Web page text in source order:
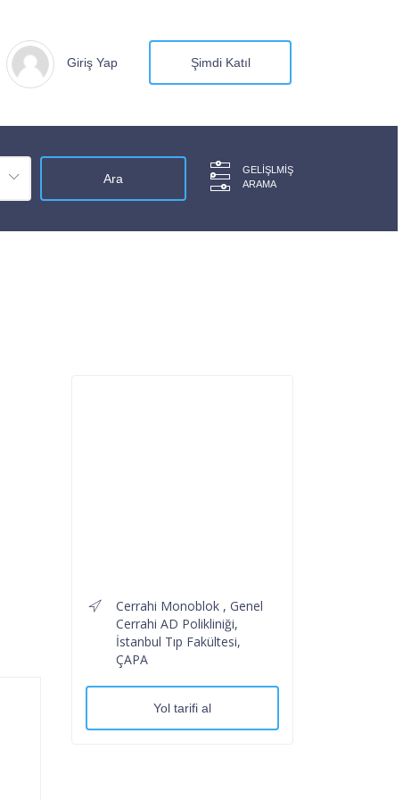
Giriş Yap Şimdi Katıl
GELIŞLMIŞ
ARAMA
Cerrahi Monoblok , Genel
Cerrahi AD Polikliniği,
İstanbul Tıp Fakültesi,
ÇAPA
Yol tarifi al